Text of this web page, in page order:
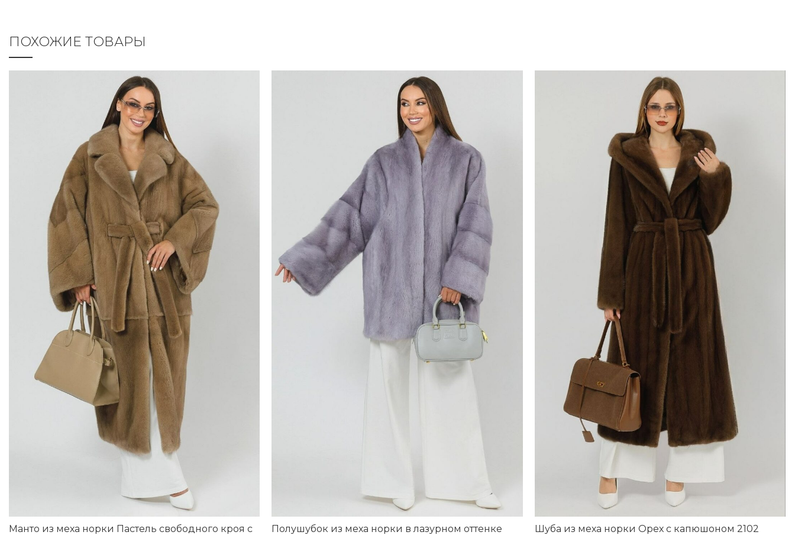
ПОХОЖИЕ ТОВАРЫ
Манто из меха норки Пастель свободного кроя с
Полушубок из меха норки в лазурном оттенке
Шуба из меха норки Орех с капюшоном 2102